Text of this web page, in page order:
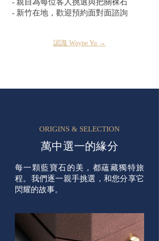
- 親自為每位客人挑選與把關裸石
- 新竹在地，歡迎預約面對面諮詢
認識 Wayne Yu →
ORIGINS & SELECTION
萬中選一的緣分
每一顆藍寶石的美，都蘊藏獨特旅
程。我們逐一親手挑選，和您分享它
閃耀的故事。